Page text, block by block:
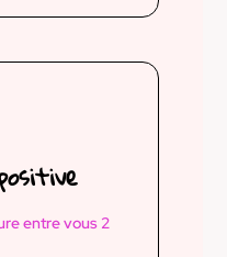
entre vous 2